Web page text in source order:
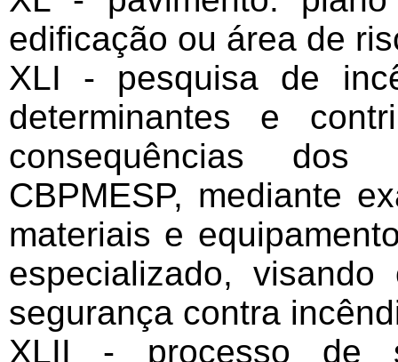
edificação ou área de
XLI - pesquisa de
determinantes e
consequências dos
CBPMESP, mediante
materiais e
especializado,
segurança contra
XLII - processo de